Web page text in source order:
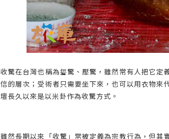
收驚在台灣也稱為硩驚、壓驚，雖然常有人把它定
信的層次；受術者只需要坐下來，也可以用衣物來
壇長久以來是以米卦作為收驚方式。
雖然長期以來「收驚」常被定義為宗教行為，但其